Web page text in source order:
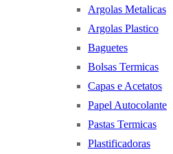
Argolas Metalicas
Argolas Plastico
Baguetes
Bolsas Termicas
Capas e Acetatos
Papel Autocolante
Pastas Termicas
Plastificadoras